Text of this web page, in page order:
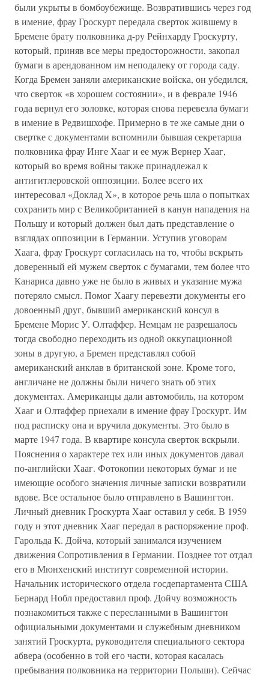
были укрыты в бомбоубежище. Возвратившись через год
в имение, фрау Гроскурт передала сверток жившему в
Бремене брату полковника д-ру Рейнхарду Гроскурту,
который, приняв все меры предосторожности, закопал
бумаги в арендованном им неподалеку от города саду.
Когда Бремен заняли американские войска, он убедился,
что сверток «в хорошем состоянии», и в феврале 1946
года вернул его золовке, которая снова перевезла бумаги
в имение в Редвишхофе. Примерно в те же самые дни о
свертке с документами вспомнили бывшая секретарша
полковника фрау Инге Хааг и ее муж Вернер Хааг,
который во время войны также принадлежал к
антигитлеровской оппозиции. Более всего их
интересовал «Доклад X», в которое речь шла о попытках
сохранить мир с Великобританией в канун нападения на
Польшу и который должен был дать представление о
взглядах оппозиции в Германии. Уступив уговорам
Хаага, фрау Гроскурт согласилась на то, чтобы вскрыть
доверенный ей мужем сверток с бумагами, тем более что
Канариса давно уже не было в живых и указание мужа
потеряло смысл. Помог Хаагу перевезти документы его
довоенный друг, бывший американский консул в
Бремене Морис У. Олтаффер. Немцам не разрешалось
тогда свободно переходить из одной оккупационной
зоны в другую, а Бремен представлял собой
американский анклав в британской зоне. Кроме того,
англичане не должны были ничего знать об этих
документах. Американцы дали автомобиль, на котором
Хааг и Олтаффер приехали в имение фрау Гроскурт. Им
под расписку она и вручила документы. Это было в
марте 1947 года. В квартире консула сверток вскрыли.
Пояснения о характере тех или иных документов давал
по-английски Хааг. Фотокопии некоторых бумаг и не
имеющие особого значения личные записки возвратили
вдове. Все остальное было отправлено в Вашингтон.
Личный дневник Гроскурта Хааг оставил у себя. В 1959
году и этот дневник Хааг передал в распоряжение проф.
Гарольда К. Дойча, который занимался изучением
движения Сопротивления в Германии. Позднее тот отдал
его в Мюнхенский институт современной истории.
Начальник исторического отдела госдепартамента США
Бернард Нобл предоставил проф. Дойчу возможность
познакомиться также с пересланными в Вашингтон
официальными документами и служебным дневником
занятий Гроскурта, руководителя специального сектора
абвера (особенно в той его части, которая касалась
пребывания полковника на территории Польши). Сейчас